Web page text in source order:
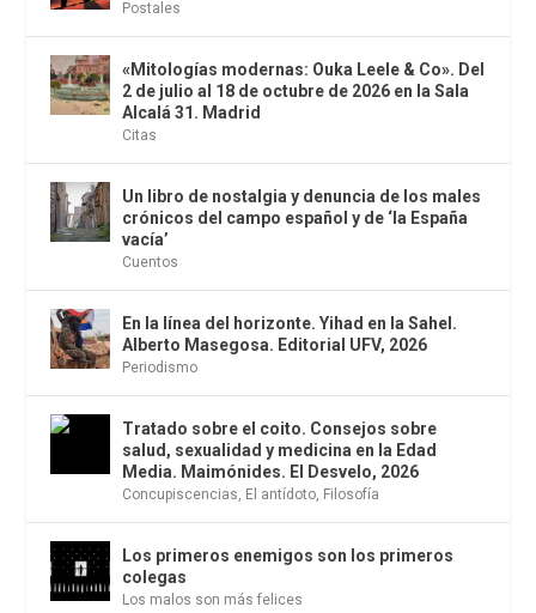
Postales
«Mitologías modernas: Ouka Leele & Co». Del
2 de julio al 18 de octubre de 2026 en la Sala
Alcalá 31. Madrid
Citas
Un libro de nostalgia y denuncia de los males
crónicos del campo español y de ‘la España
vacía’
Cuentos
En la línea del horizonte. Yihad en la Sahel.
Alberto Masegosa. Editorial UFV, 2026
Periodismo
Tratado sobre el coito. Consejos sobre
salud, sexualidad y medicina en la Edad
Media. Maimónides. El Desvelo, 2026
Concupiscencias El antídoto Filosofía
Los primeros enemigos son los primeros
colegas
Los malos son más felices